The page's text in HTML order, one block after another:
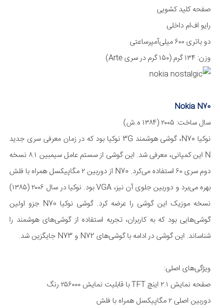
صفحه کلید کشویی
رایو اف‌ام داخلی
دو باتری ۶۰۰ میلی‌آمپر‌ساعتی
وزن: ۱۳۴ گرم (۱۵۰ گرم در سری Arte)
Nokia N70
سال ساخت: ۲۰۰۵ (۱۳۸۴ ه.ش)
نوکیا N70، گوشی هوشمند 3G نوکیا بود که در زمان معرفی سری جدید
N این کمپانی، معرفی شد. این گوشی از سستم عامل سیمبین ۸.۱ نسخه
دوم سری ۶۰ استفاده می‌کرد. N70 از دوربین ۲ مگا‌پیکسل همراه با فلش
بهره می‌برد و دوربین جلوی آن نیز، VGA بود. نوکیا در سال ۲۰۰۶ (۱۳۸۵)
نسخه موزیک این گوشی را عرضه کرد. گوشی نوکیا N70 جزو اولین
گوشی‌هایی بود که به کاربران، تجربه استفاده از گوشی‌های هوشمند را
شناساند. این گوشی در ادامه با گوشی‌های N72 و N73 جایگزین شد.
ویژگی‌های اصلی:
صفحه نمایش ۲.۱ اینچ TFT با قابلیت نمایش ۲۵۶۰۰۰ رنگ
دوربین اصلی ۲ مگا‌پیکسل همراه با فلش